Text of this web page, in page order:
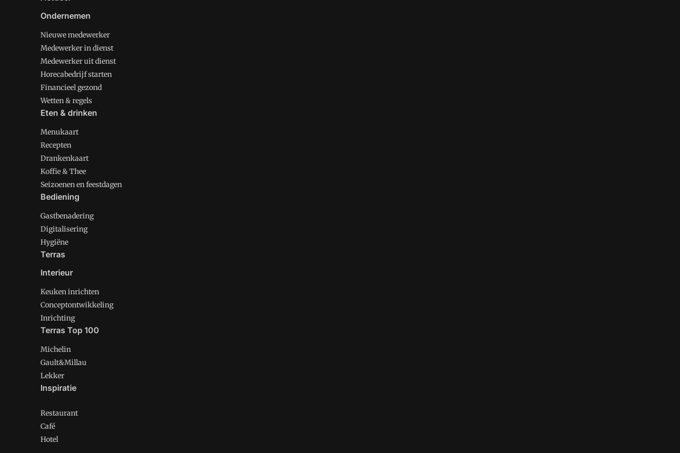
Ondernemen
Nieuwe medewerker
Medewerker in dienst
Medewerker uit dienst
Horecabedrijf starten
Financieel gezond
Wetten & regels
Eten & drinken
Menukaart
Recepten
Drankenkaart
Koffie & Thee
Seizoenen en feestdagen
Bediening
Gastbenadering
Digitalisering
Hygiëne
Terras
Interieur
Keuken inrichten
Conceptontwikkeling
Inrichting
Terras Top 100
Michelin
Gault&Millau
Lekker
Inspiratie
Restaurant
Café
Hotel